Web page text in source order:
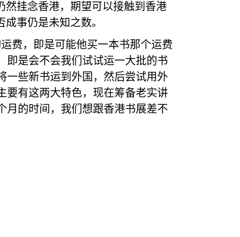
然挂念香港，期望可以接触到香港
事仍是未知之数。
费，即是可能他买一本书那个运费
即是会不会我们试试运一大批的书
一些新书运到外国，然后尝试用外
要有这两大特色，现在筹备老实讲
月的时间，我们想跟香港书展差不